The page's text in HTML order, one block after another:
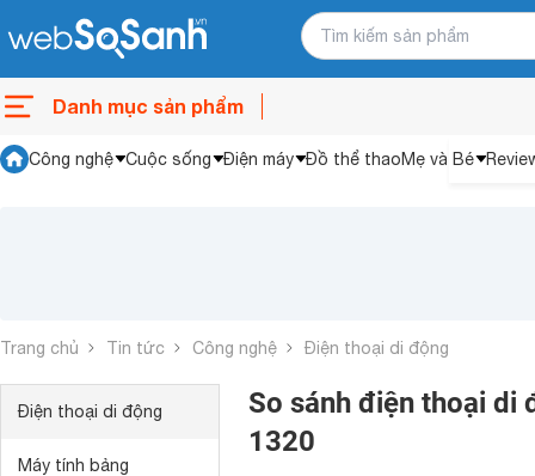
Danh mục sản phẩm
Công nghệ Cuộc sống Điện máy Đồ thể thaoMẹ và Bé
Trang chủ Tin tức Công nghệ Điện thoại di động
Điện thoại di động
Máy tính bảng
So sánh điện thoại di
1320